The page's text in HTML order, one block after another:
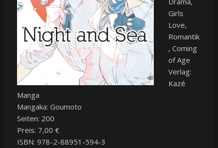
Girls
Love,
Romantik
, Coming
of Age
Verlag:
Kazé
Manga
Mangaka: Goumoto
Seiten: 200
Preis: 7,00 €
ISBN: 978-2-88951-594-3